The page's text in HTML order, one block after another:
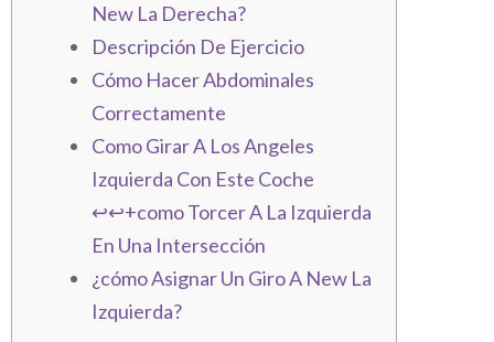
New La Derecha?
Descripción De Ejercicio
Cómo Hacer Abdominales
Correctamente
Como Girar A Los Angeles
Izquierda Con Este Coche
↩️↩️+como Torcer A La Izquierda
En Una Intersección
¿cómo Asignar Un Giro A New La
Izquierda?